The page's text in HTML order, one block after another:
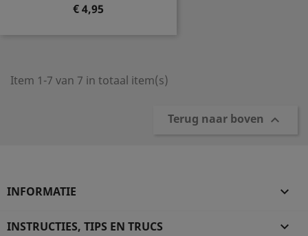
Prijs
€ 4,95
Item 1-7 van 7 in totaal item(s)
Terug naar boven 
INFORMATIE 
INSTRUCTIES, TIPS EN TRUCS 